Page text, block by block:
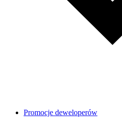
Promocje deweloperów